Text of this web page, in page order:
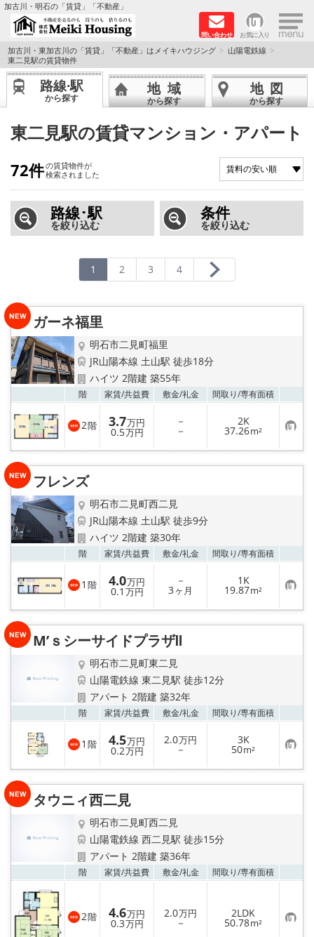
加古川・明石の「賃貸」「不動産」
問い合わせ お気に入り ×
TOPページ
☆メイキハウジングオススメ物件特集☆
ファミリー物件
ペットOK物件
◆新築物件の新設備で快適♪◆
路線·駅から探す
地域から探す
地図から探す
スタッフ紹介
Instagram
店舗情報·アクセス
会社概要
メールでお問い合わせ
加古川・東加古川の「賃貸」「不動産」はメイキハウジング
山陽電鉄線
東二見駅の賃貸物件
路線·駅
から探す
地域
から探す
地図
から探す
東二見駅の賃貸マンション・アパート
72件の賃貸物件が
検索されました
路線･駅
を絞り込む
条件
を絞り込む
1 2 3 4
ガーネ福里
明石市二見町福里
JR山陽本線 土山駅 徒歩18分
ハイツ 2階建 築55年
階 家賃/共益費 敷金/礼金 間取り/専有面積
2階 3.7万円
0.5万円
－
－
2K
37.26m² お
気
に
り
フレンズ
明石市二見町西二見
JR山陽本線 土山駅 徒歩9分
ハイツ 2階建 築30年
階 家賃/共益費 敷金/礼金 間取り/専有面積
1 階 4.0万円
0.1 万円
－
3ヶ月
1K
19.87m² お
気
に
り
M’ｓシーサイドプラザⅡ
明石市二見町東二見
山陽電鉄線 東二見駅 徒歩12分
アパート 2階建 築32年
階 家賃/共益費 敷金/礼金 間取り/専有面積
1 階 4.5万円
0.2万円
2.0万円
－
3K
50m² お
気
に
り
タウニィ西二見
明石市二見町西二見
山陽電鉄線 西二見駅 徒歩15分
アパート 2階建 築36年
階 家賃/共益費 敷金/礼金 間取り/専有面積
2階 4.6万円
0.3万円
2.0万円
－
2LDK
50.78m² お
気